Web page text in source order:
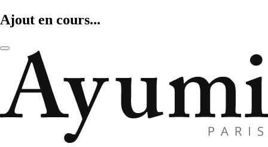
Ajout en cours...